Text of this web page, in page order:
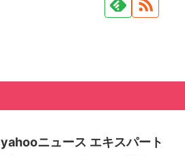
yahooニュース エキスパート